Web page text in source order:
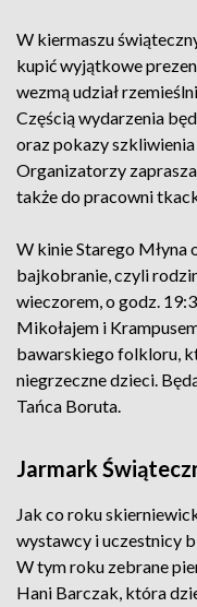
W kiermaszu
kupić wyjątkowe
wezmą udział
Częścią wydarzenia
oraz pokazy
Organizatorzy
także do pracowni
W kinie Starego Młyna
bajkobranie, czyli
wieczorem, o godz.
Mikołajem i
bawarskiego folkloru,
niegrzeczne dzieci.
Tańca Boruta.
Jarmark
Jak co roku
wystawcy i uczestnicy
W tym roku zebrane
Hani Barczak, która